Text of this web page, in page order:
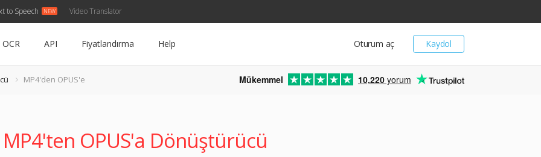
to Speech Video Translator
Kaydol
Oturum aç
OCR API Fiyatlandırma Help
MP4'den OPUS'e Mükemmel 10,220 yorum
MP4'ten OPUS'a Dönüştürücü